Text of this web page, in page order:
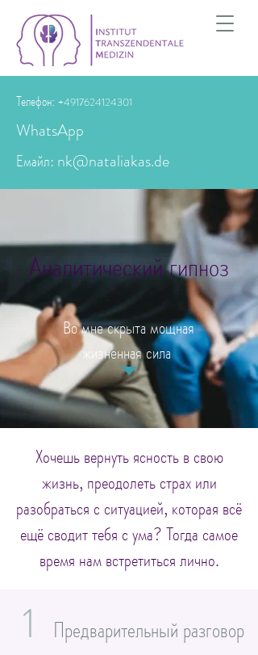
Телефон: +4917624124301
WhatsApp
Емайл: nk@nataliakas.de
Аналитический гипноз
Во мне скрыта мощная
жизненная сила
Хочешь вернуть ясность в свою
жизнь, преодолеть страх или
разобраться с ситуацией, которая всё
ещё сводит тебя с ума? Тогда самое
время нам встретиться лично.
1 Предварительный разговор